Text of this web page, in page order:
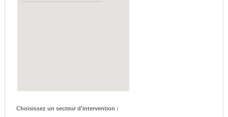
Choisissez un secteur d'intervention :